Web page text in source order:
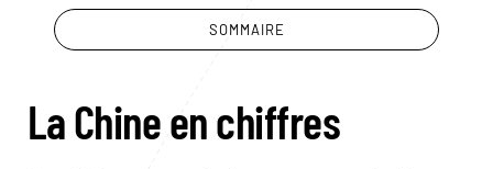
SOMMAIRE
La Chine en chiffres